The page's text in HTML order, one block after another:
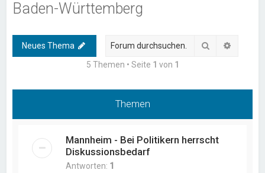
Baden-Württemberg
Neues Thema Suche
5 Themen • Seite 1 von 1
Themen
Mannheim - Bei Politikern herrscht
Diskussionsbedarf
Antworten: 1